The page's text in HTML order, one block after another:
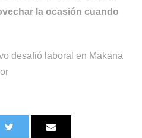
la ocasión cuando
desafió laboral en Makana